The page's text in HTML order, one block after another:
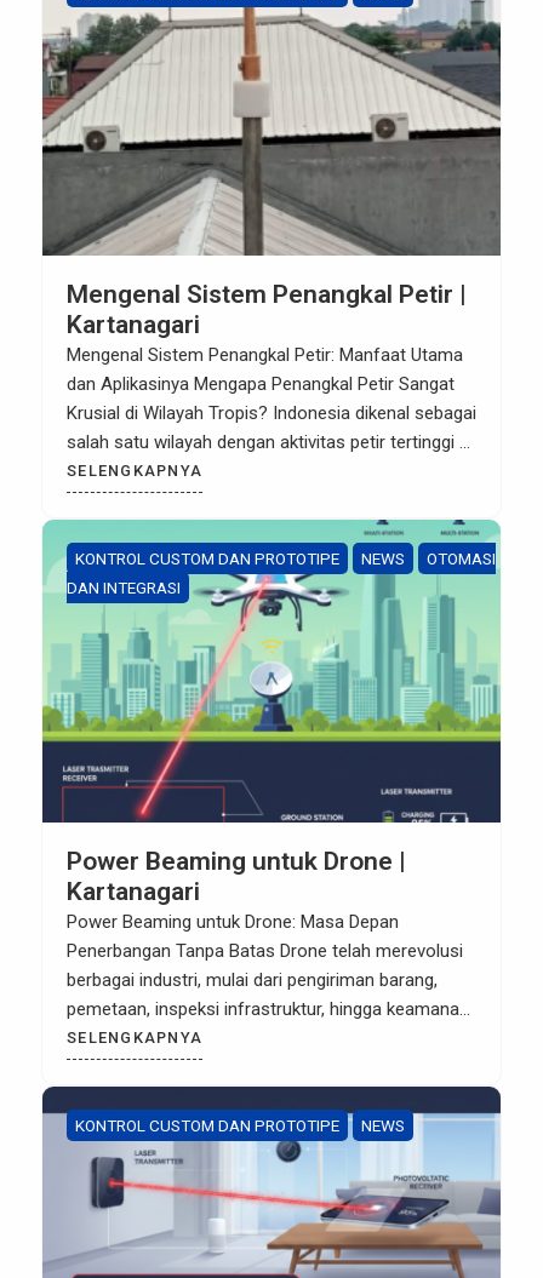
ini akan membahas berbagai tipe mikrokontroler
yang […]
Mengenal Sistem Penangkal Petir |
Kartanagari
Mengenal Sistem Penangkal Petir: Manfaat Utama
dan Aplikasinya Mengapa Penangkal Petir Sangat
Krusial di Wilayah Tropis? Indonesia dikenal sebagai
salah satu wilayah dengan aktivitas petir tertinggi di
dunia. Bagi pemilik gedung, pengelola infrastruktur,
maupun hunian, petir bukan sekadar fenomena
alam biasa, melainkan ancaman nyata yang dapat
merusak perangkat elektronik, menyebabkan
kebakaran, hingga mengancam keselamatan jiwa.
SELENGKAPNYA
KONTROL CUSTOM DAN PROTOTIPE NEWS
OTOMASI
DAN INTEGRASI
Power Beaming untuk Drone |
Kartanagari
Power Beaming untuk Drone: Masa Depan
Penerbangan Tanpa Batas Drone telah merevolusi
berbagai industri, mulai dari pengiriman barang,
pemetaan, inspeksi infrastruktur, hingga keamanan.
Namun, salah satu kendala terbesar dalam
memaksimalkan potensi drone adalah
penerbangan yang singkat sering kali membatasi
efisiensi operasional dan memerlukan penghentian
untuk pengisian ulang atau penggantian baterai. […]
SELENGKAPNYA
KONTROL CUSTOM DAN PROTOTIPE NEWS